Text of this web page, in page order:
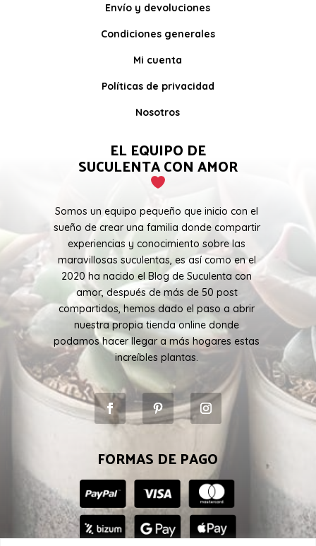
Envío y devoluciones
Condiciones generales
Mi cuenta
Políticas de privacidad
Nosotros
EL EQUIPO DE
SUCULENTA CON AMOR
Somos un equipo pequeño que inicio con el
sueño de crear una familia donde compartir
experiencias y conocimiento sobre las
maravillosas suculentas, es así como en el
2020 ha nacido el Blog de Suculenta con
amor, después de más de 50 post
compartidos, hemos dado el paso a abrir
nuestra propia tienda online donde
podamos hacer llegar a más hogares estas
increíbles plantas.
FORMAS DE PAGO